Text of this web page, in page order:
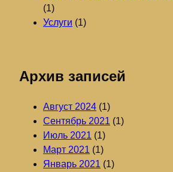
(1)
Услуги (1)
Архив записей
Август 2024 (1)
Сентябрь 2021 (1)
Июль 2021 (1)
Март 2021 (1)
Январь 2021 (1)